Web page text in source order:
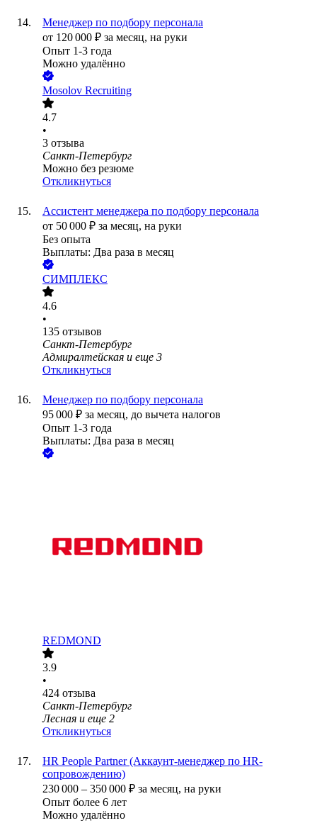
Менеджер по подбору персонала
от 120 000 ₽ за месяц, на руки
Опыт 1-3 года
Можно удалённо
Mosolov Recruiting
4.7
•
3 отзыва
Санкт-Петербург
Можно без резюме
Откликнуться
Ассистент менеджера по подбору персонала
от 50 000 ₽ за месяц, на руки
Без опыта
Выплаты: Два раза в месяц
СИМПЛЕКС
4.6
•
135 отзывов
Санкт-Петербург
Адмиралтейская и еще 3
Откликнуться
Менеджер по подбору персонала
95 000 ₽ за месяц, до вычета налогов
Опыт 1-3 года
Выплаты: Два раза в месяц
REDMOND
3.9
•
424 отзыва
Санкт-Петербург
Лесная и еще 2
Откликнуться
HR People Partner (Аккаунт-менеджер по HR-
сопровождению)
230 000 – 350 000 ₽ за месяц, на руки
Опыт более 6 лет
Можно удалённо